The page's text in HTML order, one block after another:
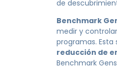
de
Benchmark
medir y
programas.
reducción de
Benchmark